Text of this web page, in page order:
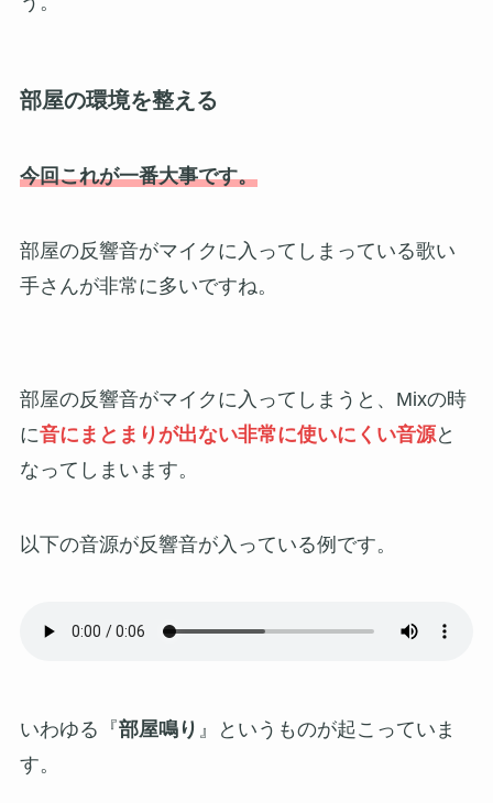
部屋の環境を整える
今回これが一番大事です。
部屋の反響音がマイクに入ってしまっている歌い
手さんが非常に多いですね。
部屋の反響音がマイクに入ってしまうと、Mixの時
に音にまとまりが出ない非常に使いにくい音源と
なってしまいます。
以下の音源が反響音が入っている例です。
いわゆる『部屋鳴り 』というものが起こっていま
す。